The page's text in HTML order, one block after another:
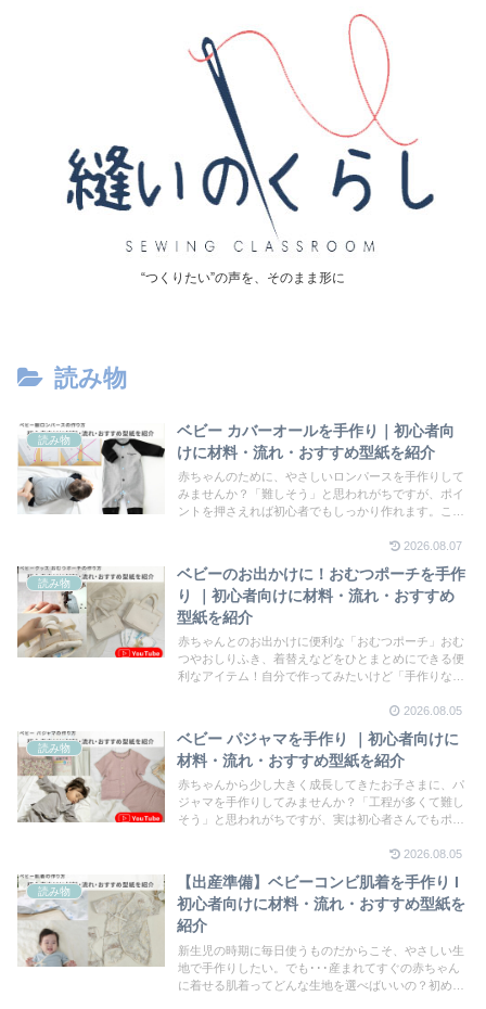
“つくりたい”の声を、そのまま形に
読み物
読み物
ベビー カバーオールを手作り｜初心者向
けに材料・流れ・おすすめ型紙を紹介
赤ちゃんのために、やさしいロンパースを手作りして
みませんか？「難しそう」と思われがちですが、ポイ
ントを押さえれば初心者でもしっかり作れます。この
2026.08.07
読み物
ベビーのお出かけに！おむつポーチを手作
り ｜初心者向けに材料・流れ・おすすめ
型紙を紹介
赤ちゃんとのお出かけに便利な「おむつポーチ」おむ
つやおしりふき、着替えなどをひとまとめにできる便
利なアイテム！自分で作ってみたいけど「手作りなん
んでもポイントを押さえればしっかり作れます。この
記事では、初めてでも失敗しにくいおむつポーチの作
り方をわかりやすく解説します。
2026.08.05
読み物
ベビー パジャマを手作り ｜初心者向けに
材料・流れ・おすすめ型紙を紹介
赤ちゃんから少し大きく成長してきたお子さまに、パ
ジャマを手作りしてみませんか？「工程が多くて難し
そう」と思われがちですが、実は初心者さんでもポイ
初めてでも失敗しにくい手作りパジャマをわかりやす
く解説します。
2026.08.05
読み物
【出産準備】ベビーコンビ肌着を手作り I
初心者向けに材料・流れ・おすすめ型紙を
紹介
新生児の時期に毎日使うものだからこそ、やさしい生
地で手作りしたい。でも･･･産まれてすぐの赤ちゃん
に着せる肌着ってどんな生地を選べばいいの？初めて